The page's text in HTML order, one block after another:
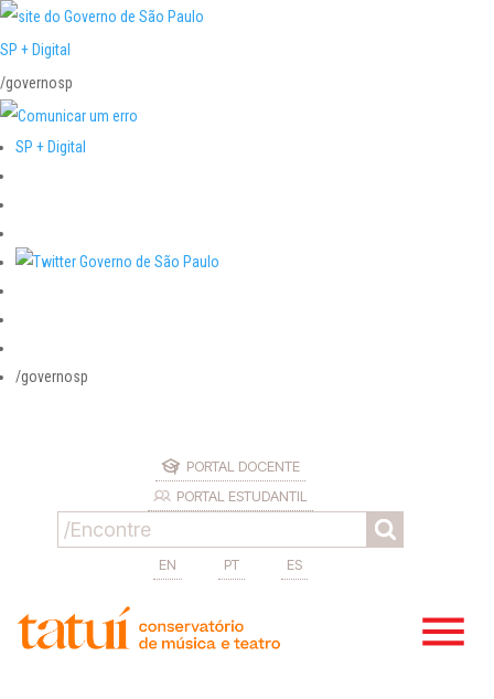
SP + Digital
/governosp
SP + Digital
/governosp
PORTAL DOCENTE
PORTAL ESTUDANTIL
EN PT ES